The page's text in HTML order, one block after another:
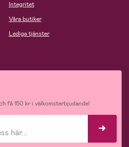
Integritet
Våra butiker
Lediga tjänster
få 150 kr i välkomsterbjudande!